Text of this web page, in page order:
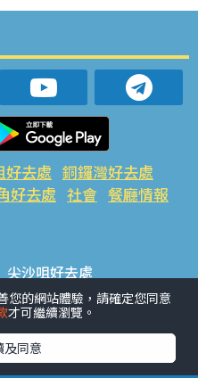
好去處 銅鑼灣好去處
好去處 社會 餐廳情報
尖沙咀好去處
好去處 旺角好去處 社會
#美食社群熱話
的網站體驗，請確定您同意
才可繼續瀏覽。
及同意